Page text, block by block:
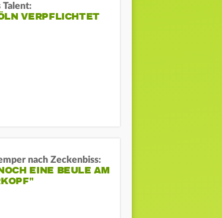
Talent:
VERPFLICHTET
nach Zeckenbiss:
EINE BEULE AM